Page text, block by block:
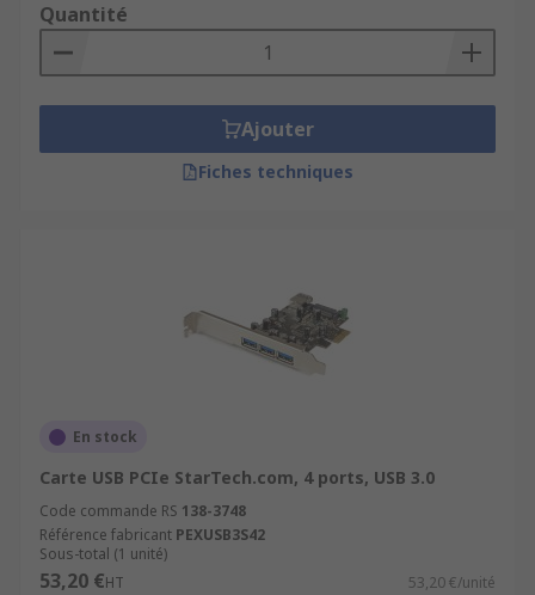
Quantité
Ajouter
Fiches techniques
En stock
Carte USB PCIe StarTech.com, 4 ports, USB 3.0
Code commande RS 138-3748
Référence fabricant PEXUSB3S42
Sous-total (1 unité)
53,20 €HT 53,20 €/unité